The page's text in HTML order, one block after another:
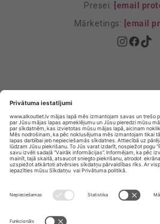
Presei: [email
Mārketings: [email
Privātuma
E-veikala lietošanas